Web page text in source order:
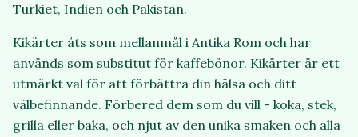
Turkiet, Indien och Pakistan.
Kikärter åts som mellanmål i Antika Rom och har
används som substitut för kaffebönor. Kikärter är ett
utmärkt val för att förbättra din hälsa och ditt
välbefinnande. Förbered dem som du vill - koka, stek,
grilla eller baka, och njut av den unika smaken och alla